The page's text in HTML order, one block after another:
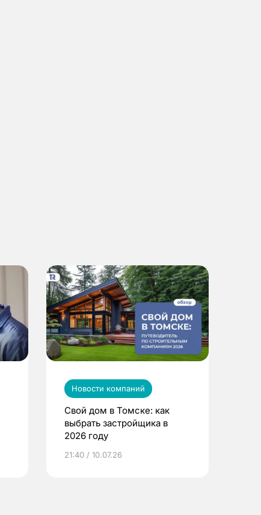
Новости компаний
Свой дом в Томске: как
выбрать застройщика в
2026 году
21:40 / 10.07.26